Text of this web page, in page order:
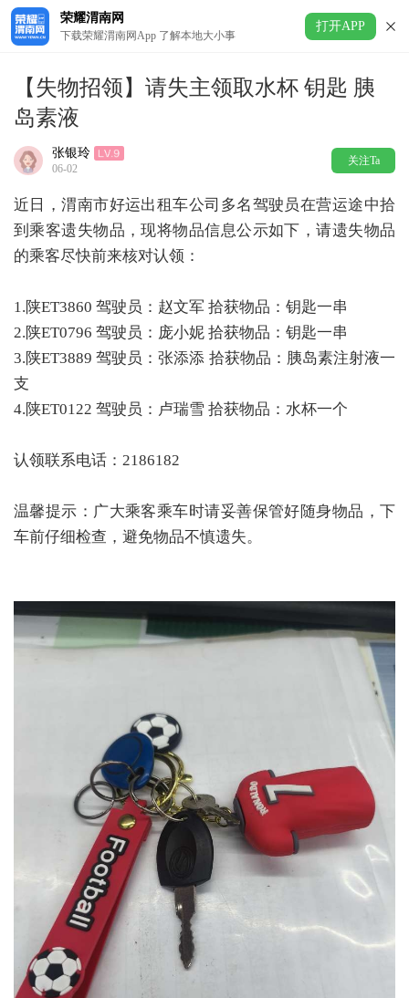
荣耀渭南网
下载荣耀渭南网App 了解本地大小事
打开APP
【失物招领】请失主领取水杯 钥匙 胰
岛素液
张银玲
06-02
关注Ta
近日，渭南市好运出租车公司多名驾驶员在营运途中拾
到乘客遗失物品，现将物品信息公示如下，请遗失物品
的乘客尽快前来核对认领：
1.陕ET3860 驾驶员：赵文军 拾获物品：钥匙一串
2.陕ET0796 驾驶员：庞小妮 拾获物品：钥匙一串
3.陕ET3889 驾驶员：张添添 拾获物品：胰岛素注射液一
支
4.陕ET0122 驾驶员：卢瑞雪 拾获物品：水杯一个
认领联系电话：2186182
温馨提示：广大乘客乘车时请妥善保管好随身物品，下
车前仔细检查，避免物品不慎遗失。